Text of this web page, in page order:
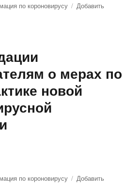
по короновирусу
Добавить
о мерах по
новой
работодателям о мерах по
по короновирусу
Добавить